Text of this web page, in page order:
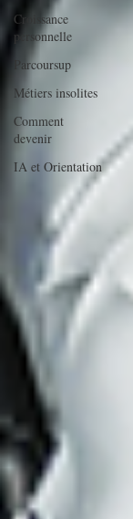
Croissance
personnelle
Parcoursup
Métiers insolites
Comment
devenir
IA et Orientation